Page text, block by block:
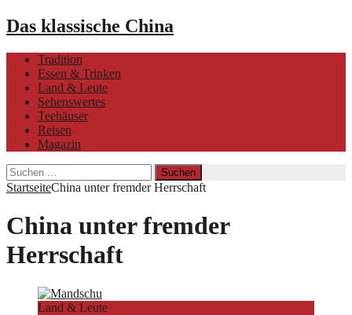
Das klassische China
Tradition
Essen & Trinken
Land & Leute
Sehenswertes
Teehäuser
Reisen
Magazin
Suchen
nach:
StartseiteChina unter fremder Herrschaft
China unter fremder
Herrschaft
Land & Leute